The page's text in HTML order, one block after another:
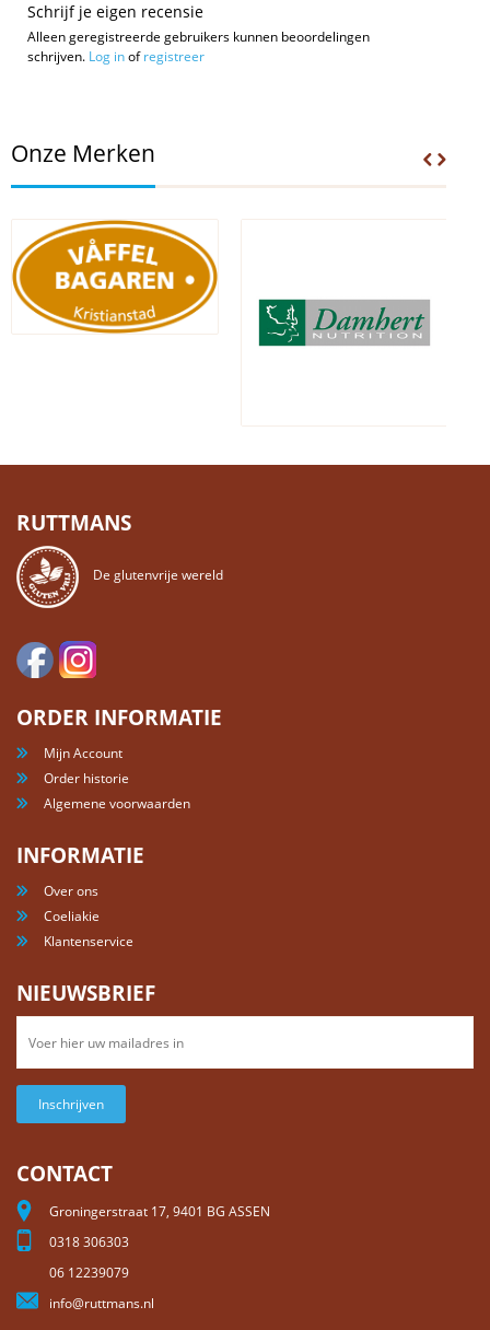
Schrijf je eigen recensie
Alleen geregistreerde gebruikers kunnen beoordelingen
schrijven. Log inofregistreer
Onze Merken
RUTTMANS
De glutenvrije wereld
ORDER INFORMATIE
Mijn Account
Order historie
Algemene voorwaarden
INFORMATIE
Over ons
Coeliakie
Klantenservice
NIEUWSBRIEF
Inschrijven
CONTACT
Groningerstraat 17, 9401 BG ASSEN
0318 306303
06 12239079
info@ruttmans.nl